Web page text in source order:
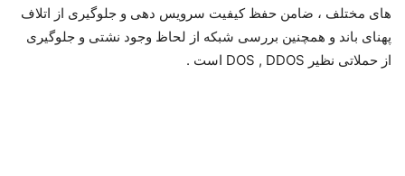
های مختلف ، ضامن حفظ کیفیت سرویس دهی و جلوگیری از اتلاف
پهنای باند و همچنین بررسی شبکه از لحاظ وجود نشتی و جلوگیری
از حملاتی نظیر DOS , DDOS است .